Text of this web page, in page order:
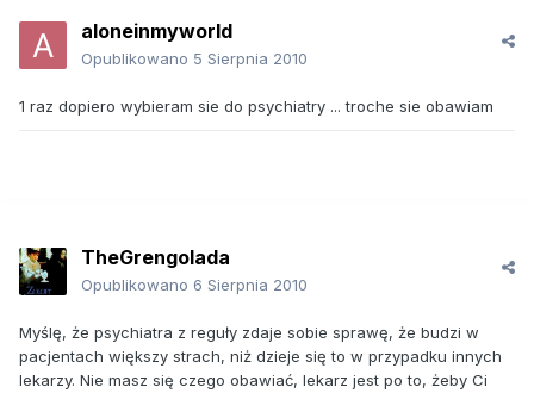
aloneinmyworld
Opublikowano 5 Sierpnia 2010
1 raz dopiero wybieram sie do psychiatry ... troche sie obawiam
TheGrengolada
Opublikowano 6 Sierpnia 2010
Myślę, że psychiatra z reguły zdaje sobie sprawę, że budzi w
pacjentach większy strach, niż dzieje się to w przypadku innych
lekarzy. Nie masz się czego obawiać, lekarz jest po to, żeby Ci